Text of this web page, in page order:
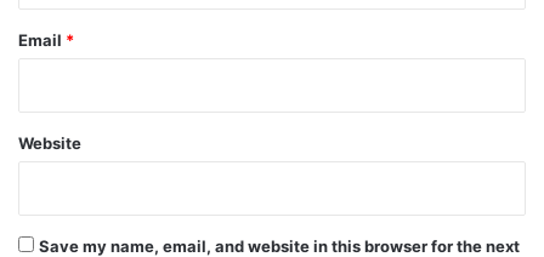
Email *
Website
Save my name, email, and website in this browser for the next